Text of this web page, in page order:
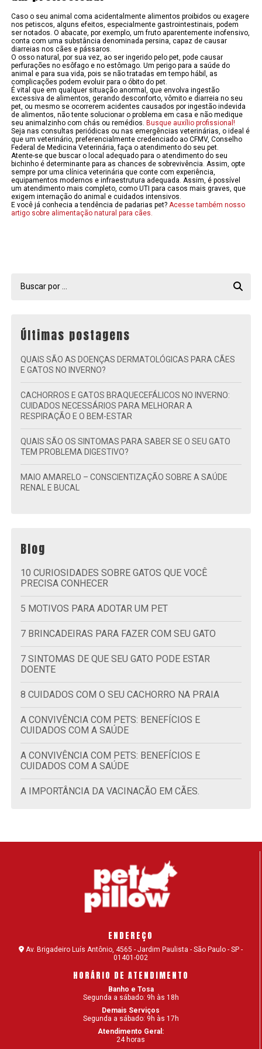
Caso o seu animal coma acidentalmente alimentos proibidos ou exagere
nos petiscos, alguns efeitos, especialmente gastrointestinais, podem
ser notados. O abacate, por exemplo, um fruto aparentemente inofensivo,
conta com uma substância denominada persina, capaz de causar
diarreias nos cães e pássaros.
O osso natural, por sua vez, ao ser ingerido pelo pet, pode causar
perfurações no esôfago e no estômago. Um perigo para a saúde do
animal e para sua vida, pois se não tratadas em tempo hábil, as
complicações podem evoluir para o óbito do pet.
É vital que em qualquer situação anormal, que envolva ingestão
excessiva de alimentos, gerando desconforto, vômito e diarreia no seu
pet, ou mesmo se ocorrerem acidentes causados por ingestão indevida
de alimentos, não tente solucionar o problema em casa e não medique
seu animalzinho com chás ou remédios. Busque auxílio profissional!
Seja nas consultas periódicas ou nas emergências veterinárias, o ideal é
que um veterinário, preferencialmente credenciado ao CFMV, Conselho
Federal de Medicina Veterinária, faça o atendimento do seu pet.
Atente-se que buscar o local adequado para o atendimento do seu
bichinho é determinante para as chances de sobrevivência. Assim, opte
sempre por uma clínica veterinária que conte com experiência,
equipamentos modernos e infraestrutura adequada. Assim, é possível
um atendimento mais completo, como UTI para casos mais graves, que
exigem internação do animal e cuidados intensivos.
E você já conhecia a tendência de padarias pet?Acesse também nosso
artigo sobre alimentação natural para cães.
Últimas postagens
QUAIS SÃO AS DOENÇAS DERMATOLÓGICAS PARA CÃES
E GATOS NO INVERNO?
CACHORROS E GATOS BRAQUECEFÁLICOS NO INVERNO:
CUIDADOS NECESSÁRIOS PARA MELHORAR A
RESPIRAÇÃO E O BEM-ESTAR
QUAIS SÃO OS SINTOMAS PARA SABER SE O SEU GATO
TEM PROBLEMA DIGESTIVO?
MAIO AMARELO – CONSCIENTIZAÇÃO SOBRE A SAÚDE
RENAL E BUCAL
Blog
10 CURIOSIDADES SOBRE GATOS QUE VOCÊ
PRECISA CONHECER
5 MOTIVOS PARA ADOTAR UM PET
7 BRINCADEIRAS PARA FAZER COM SEU GATO
7 SINTOMAS DE QUE SEU GATO PODE ESTAR
DOENTE
8 CUIDADOS COM O SEU CACHORRO NA PRAIA
A CONVIVÊNCIA COM PETS: BENEFÍCIOS E
CUIDADOS COM A SAÚDE
A CONVIVÊNCIA COM PETS: BENEFÍCIOS E
CUIDADOS COM A SAÚDE
A IMPORTÂNCIA DA VACINAÇÃO EM CÃES.
ACUPUNTURA PARA CÃES: CONHEÇA O
RECEBER O NOVO MORADOR
ADESTRAMENTO DE CÃES: COMANDOS SIMPLES
PARA O SEU CACHORRO
ALIMENTAÇÃO NATURAL PARA CÃES OU RAÇÃO?
ENDEREÇO
Av. Brigadeiro Luís Antônio, 4565 - Jardim Paulista - São Paulo - SP -
01401-002
HORÁRIO DE ATENDIMENTO
Banho e Tosa
Segunda a sábado: 9h às 18h
Demais Serviços
Segunda a sábado: 9h às 17h
Atendimento Geral:
24 horas